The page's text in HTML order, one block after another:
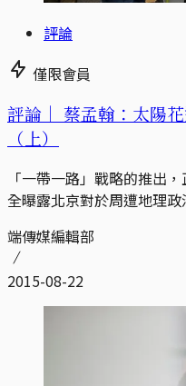
評論
僅限會員
評論｜ 蔡孟翰：太陽
（上）
「一帶一路」戰略的推出
全曝露北京對於周遭地理政
端傳媒編輯部
2015-08-22